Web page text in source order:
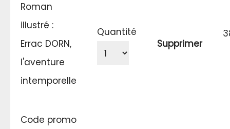
Roman
illustré :
Errac DORN,
l'aventure
intemporelle
Quantité
Supprimer
Code promo